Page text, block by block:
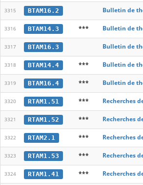
3315 BTAM16.2 Bulletin de
3316 BTAM14.3 *** Bulletin de
3317 BTAM16.3 Bulletin de
3318 BTAM14.4 *** Bulletin de
3319 BTAM16.4 *** Bulletin de
3320 RTAM1.51 *** Recherches
3321 RTAM1.52 *** Recherches
3322 RTAM2.1 *** Recherches
3323 RTAM1.53 *** Recherches
3324 RTAM1.41 *** Recherches